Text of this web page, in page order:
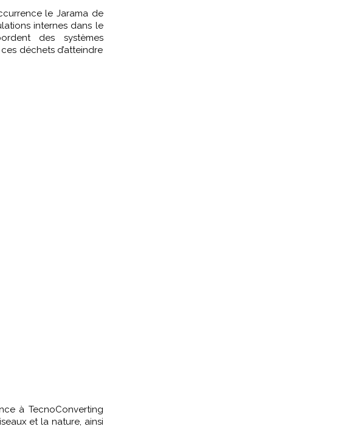
le Jarama de
internes dans le
des systèmes
déchets d’atteindre
à TecnoConverting
et la nature, ainsi